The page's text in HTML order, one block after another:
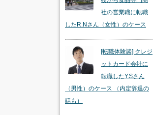
社の営業職に転職
したR.Nさん（女性）のケース
[転職体験談] クレジ
ットカード会社に
転職したY.Sさん
（男性）のケース （内定辞退の
話も）